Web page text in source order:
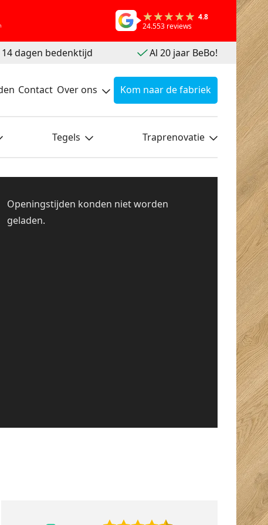
4.8
24.553 reviews
dagen bedenktijd Al 20 jaar BeBo!
Contact Over ons Kom naar de fabriek
Tegels Traprenovatie
Openingstijden konden niet worden
geladen.